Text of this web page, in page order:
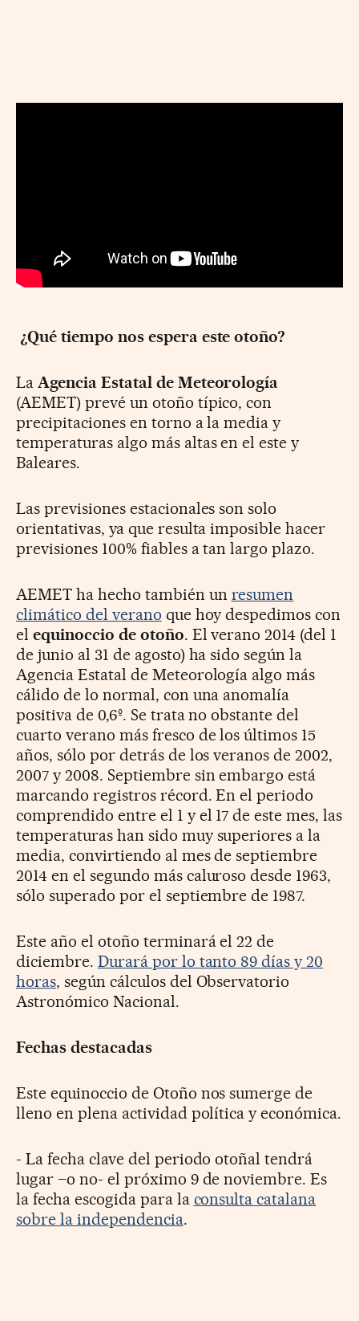
¿Qué tiempo nos espera este otoño?
La Agencia Estatal de Meteorología
(AEMET) prevé un otoño típico, con
precipitaciones en torno a la media y
temperaturas algo más altas en el este y
Baleares.
Las previsiones estacionales son solo
orientativas, ya que resulta imposible hacer
previsiones 100% fiables a tan largo plazo.
AEMET ha hecho también un resumen
climático del verano que hoy despedimos con
el equinoccio de otoño. El verano 2014 (del 1
de junio al 31 de agosto) ha sido según la
Agencia Estatal de Meteorología algo más
cálido de lo normal, con una anomalía
positiva de 0,6º. Se trata no obstante del
cuarto verano más fresco de los últimos 15
años, sólo por detrás de los veranos de 2002,
2007 y 2008. Septiembre sin embargo está
marcando registros récord. En el periodo
comprendido entre el 1 y el 17 de este mes, las
temperaturas han sido muy superiores a la
media, convirtiendo al mes de septiembre
2014 en el segundo más caluroso desde 1963,
sólo superado por el septiembre de 1987.
Este año el otoño terminará el 22 de
diciembre. Durará por lo tanto 89 días y 20
horas, según cálculos del Observatorio
Astronómico Nacional.
Fechas destacadas
Este equinoccio de Otoño nos sumerge de
lleno en plena actividad política y económica.
- La fecha clave del periodo otoñal tendrá
lugar –o no- el próximo 9 de noviembre. Es
la fecha escogida para la consulta catalana
sobre la independencia.